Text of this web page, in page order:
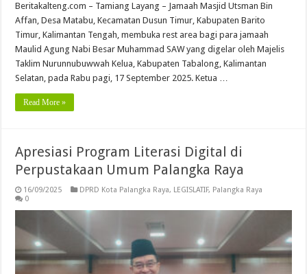
Beritakalteng.com – Tamiang Layang – Jamaah Masjid Utsman Bin
Affan, Desa Matabu, Kecamatan Dusun Timur, Kabupaten Barito
Timur, Kalimantan Tengah, membuka rest area bagi para jamaah
Maulid Agung Nabi Besar Muhammad SAW yang digelar oleh Majelis
Taklim Nurunnubuwwah Kelua, Kabupaten Tabalong, Kalimantan
Selatan, pada Rabu pagi, 17 September 2025. Ketua …
Read More »
Apresiasi Program Literasi Digital di
Perpustakaan Umum Palangka Raya
16/09/2025 DPRD Kota Palangka Raya, LEGISLATIF, Palangka Raya
0